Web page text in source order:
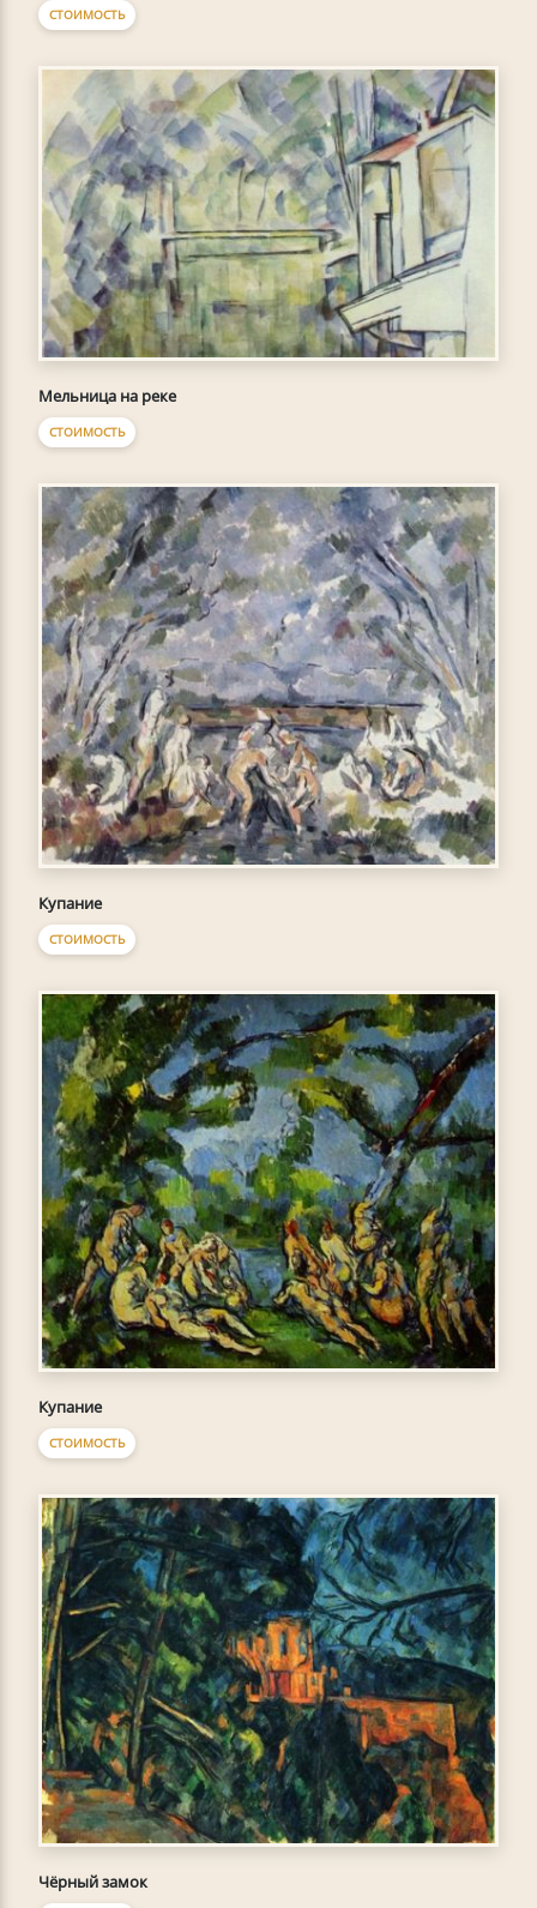
СТОИМОСТЬ
Мельница на реке
СТОИМОСТЬ
Купание
СТОИМОСТЬ
Купание
СТОИМОСТЬ
Чёрный замок